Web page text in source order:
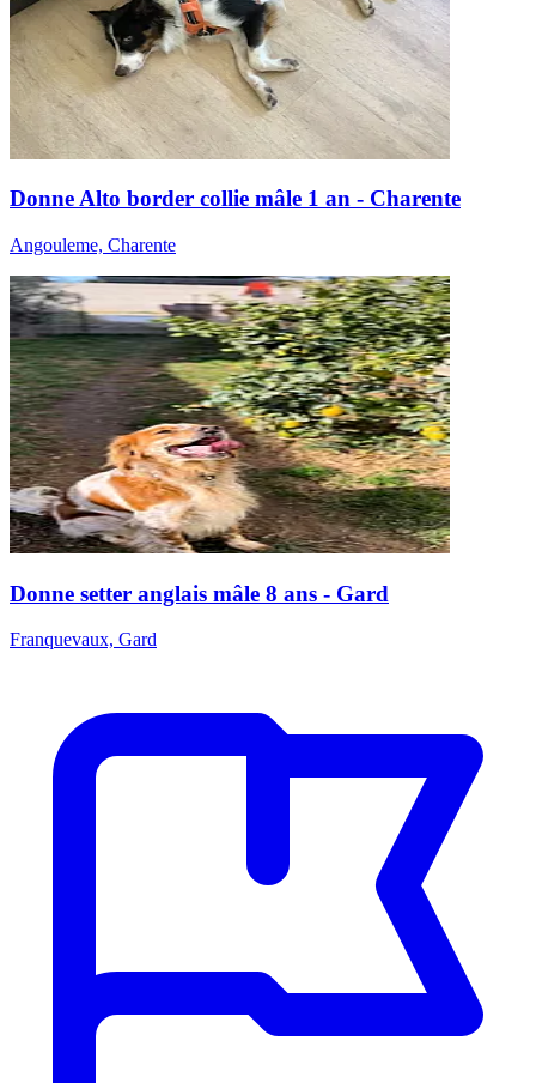
Donne Alto border collie mâle 1 an - Charente
Angouleme, Charente
Donne setter anglais mâle 8 ans - Gard
Franquevaux, Gard